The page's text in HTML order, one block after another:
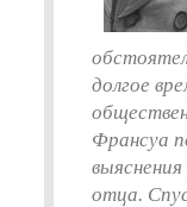
долгое
Франсуа
отца.